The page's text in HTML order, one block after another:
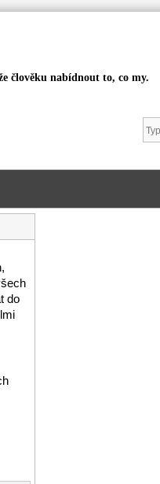
člověku nabídnout to, co my.
do